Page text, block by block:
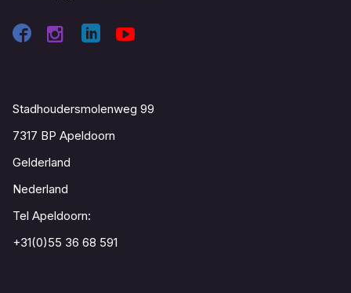
Stadhoudersmolenweg 99
7317 BP Apeldoorn
Gelderland
Nederland
Tel Apeldoorn:
+31(0)55 36 68 591